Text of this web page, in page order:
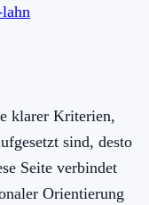
klarer Kriterien,
sind, desto
Seite verbindet
Orientierung